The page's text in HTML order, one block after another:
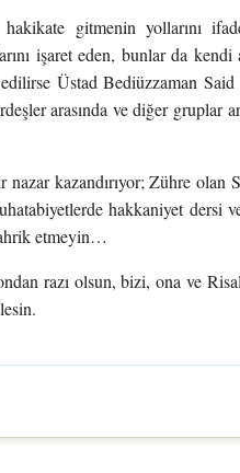
gitmenin yollarını
işaret eden, bunlar da
Üstad Bediüzzaman
arasında ve diğer gruplar
kazandırıyor; Zühre olan
hakkaniyet dersi
etmeyin…
razı olsun, bizi, ona ve